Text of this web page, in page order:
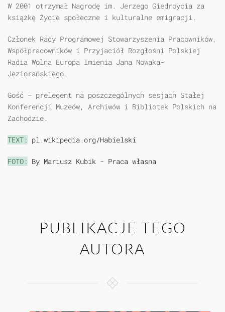
W 2001 otrzymał Nagrodę im. Jerzego Giedroycia za
książkę Życie społeczne i kulturalne emigracji.
Członek Rady Programowej Stowarzyszenia Pracowników,
Współpracowników i Przyjaciół Rozgłośni Polskiej
Radia Wolna Europa Imienia Jana Nowaka-
Jeziorańskiego.
Gość – prelegent na poszczególnych sesjach Stałej
Konferencji Muzeów, Archiwów i Bibliotek Polskich na
Zachodzie.
TEXT: pl.wikipedia.org/Habielski
FOTO: By Mariusz Kubik - Praca własna
PUBLIKACJE TEGO
AUTORA